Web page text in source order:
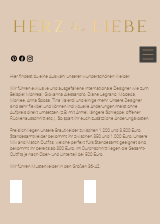
Hier findest du eine Auswahl unserer wunderschönen Kleider.
Wir führen exklusive und ausgefallene internationale Designer wie zum
Beispiel Monreal, Giovanna Alessandro, Diane Legrand, Modeca,
Morilee, Anna Sposa, Tina Valerdi und einige mehr. Unsere Designer
sind sehr flexibel und können individuelle Änderungen meist ohne
Aufpreis direkt umsetzen (z.B. mit Ärmel, längere Schleppe, offener
Rückenausschnitt etc.). So spart ihr euch zusätzliche Änderungskosten.
Preislich liegen unsere Brautkleider zwischen 1.200 und 3.500 Euro.
Standesamtkleider bekommt ihr zwischen 350 und 1.000 Euro. Unsere
Mix and Match Outfits, welche perfekt fürs Standesamt geeignet sind,
bekommt ihr bereits ab 300 Euro. Im Durchschnitt liegen die Gesamt-
Outfits je nach Ober- und Unterteil bei 500 Euro.
Wir führen Musterkleider in den Größen 36-42.